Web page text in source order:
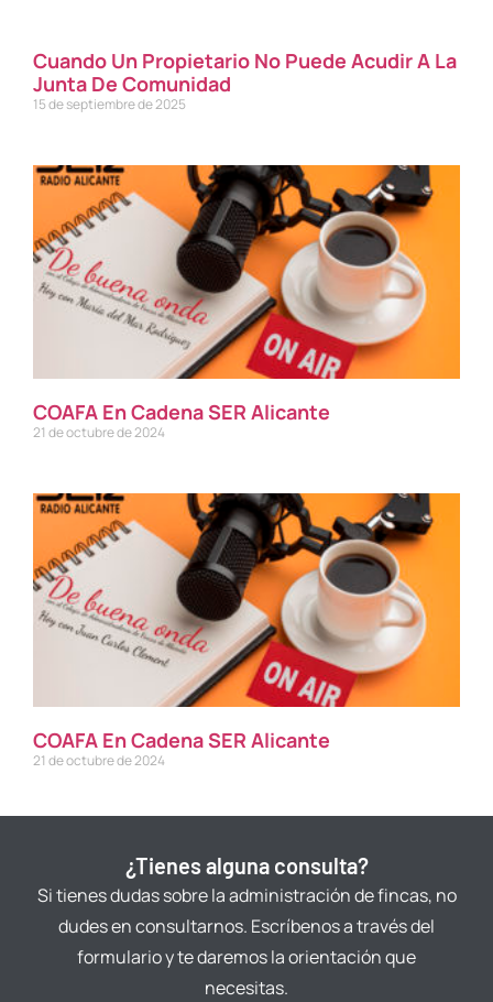
Cuando Un Propietario No Puede Acudir A La
Junta De Comunidad
15 de septiembre de 2025
COAFA En Cadena SER Alicante
21 de octubre de 2024
COAFA En Cadena SER Alicante
21 de octubre de 2024
¿Tienes alguna consulta?
Si tienes dudas sobre la administración de fincas, no
dudes en consultarnos. Escríbenos a través del
formulario y te daremos la orientación que
necesitas.